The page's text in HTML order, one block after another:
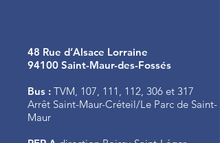
48 Rue d’Alsace Lorraine
94100 Saint-Maur-des-Fossés
Bus : TVM, 107, 111, 112, 306 et 317
Arrêt Saint-Maur-Créteil/Le Parc de Saint-
Maur